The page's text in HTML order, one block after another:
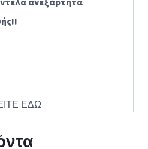
ΕΔΩ